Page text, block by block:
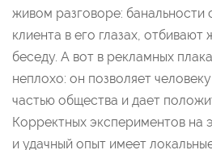
живом разговоре: банальности
клиента в его глазах,
беседу. А вот в рекламных
неплохо: он позволяет
частью общества и дает
Корректных экспериментов на
и удачный опыт имеет